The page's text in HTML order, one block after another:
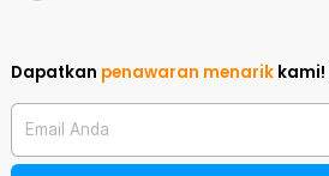
Dapatkan penawaran menarik kami!
Email Anda